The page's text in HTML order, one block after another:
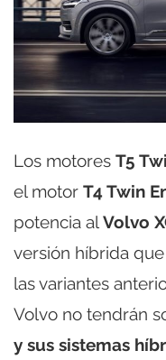
Los motores T5
el motor T4 Twin
potencia alVolvo
versión híbrida
las variantes
Volvo no tendrán
y sus sistemas